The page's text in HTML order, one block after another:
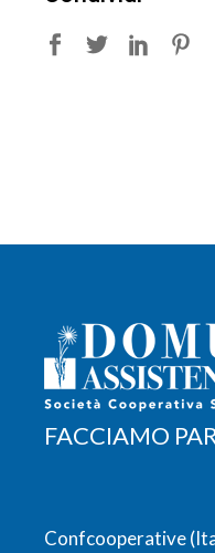
FACCIAMO
Confcooperative